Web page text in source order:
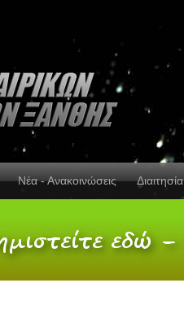
Νέα - Ανακοινώσεις Διαιτησία